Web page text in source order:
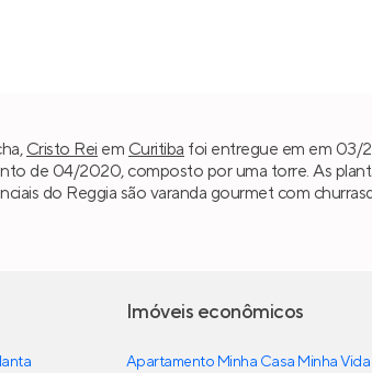
Cristo Rei em Curitiba foi entregue em em 03/
de 04/2020, composto por uma torre. As
do Reggia são varanda gourmet com
Imóveis econômicos
Apartamento Minha Casa Minha Vida